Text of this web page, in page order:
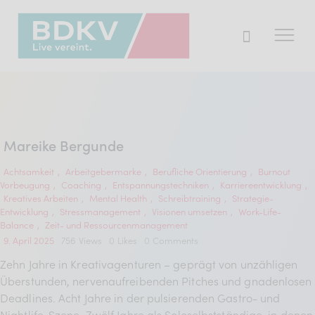
Mareike Bergunde
Achtsamkeit , Arbeitgebermarke , Berufliche Orientierung , Burnout
Vorbeugung , Coaching , Entspannungstechniken , Karriereentwicklung ,
Kreatives Arbeiten , Mental Health , Schreibtraining , Strategie-
Entwicklung , Stressmanagement , Visionen umsetzen , Work-Life-
Balance , Zeit- und Ressourcenmanagement
9. April 2025
756 Views Likes 0 Comments
Zehn Jahre in Kreativagenturen – geprägt von unzähligen
Überstunden, nervenaufreibenden Pitches und gnadenlosen
Deadlines. Acht Jahre in der pulsierenden Gastro- und
Themen & Markt
Presse
Services
Mitglied werden
Mitgliederbereich
Verband